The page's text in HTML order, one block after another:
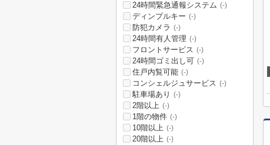
24時間緊急通報システム (-)
ディンプルキー (-)
防犯カメラ (-)
24時間有人管理 (-)
フロントサービス (-)
24時間ゴミ出し可 (-)
住戸内覧可能 (-)
コンシェルジュサービス (-)
駐車場あり (-)
2階以上 (-)
1階の物件 (-)
10階以上 (-)
20階以上 (-)